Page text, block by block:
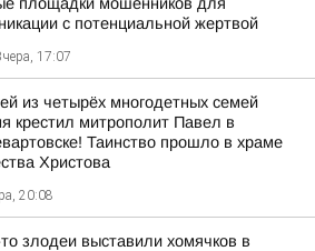
с потенциальной жертвой
17:07
из четырёх многодетных семей
крестил митрополит Павел в
Таинство прошло в храме
Христова
20:08
злодеи выставили хомячков в